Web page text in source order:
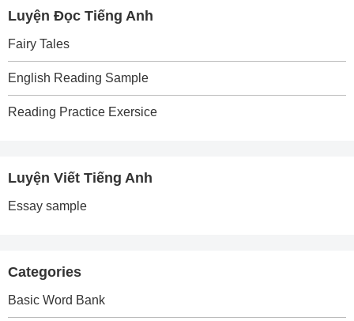
Luyện Đọc Tiếng Anh
Fairy Tales
English Reading Sample
Reading Practice Exersice
Luyện Viết Tiếng Anh
Essay sample
Categories
Basic Word Bank